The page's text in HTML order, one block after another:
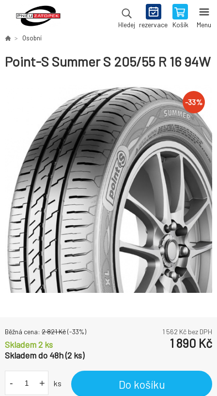
Hledej rezervace Košík Menu
Osobní
Point-S Summer S 205/55 R 16 94W
-33%
Běžná cena: 2 821Kč(-33%) 1 562 Kč bez DPH
Skladem 2 ks
Skladem do 48h (2 ks)
1 890 Kč
- + ks Do košíku